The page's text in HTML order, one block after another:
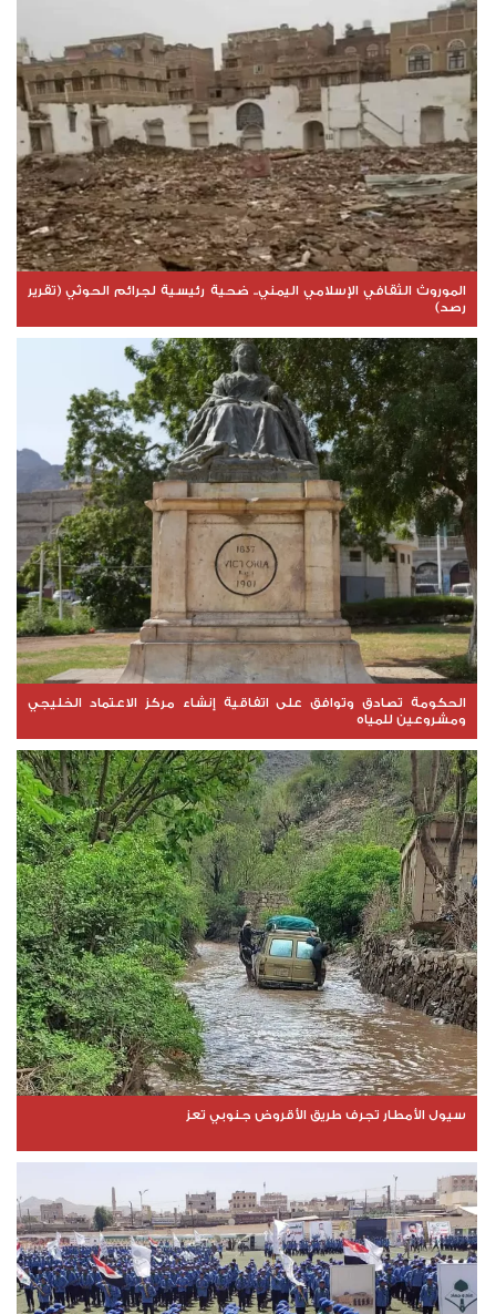
الموروث الثقافي الإسلامي اليمني.. ضحية رئيسية لجرائم الحوثي (تقرير
رصد)
الحكومة تصادق وتوافق على اتفاقية إنشاء مركز الاعتماد الخليجي
ومشروعين للمياه
سيول الأمطار تجرف طريق الأقروض جنوبي تعز